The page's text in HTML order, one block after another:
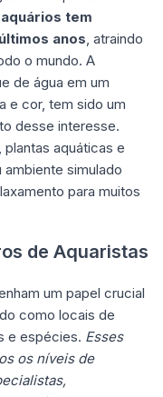
tem
anos, atraindo
o mundo. A
de água em um
e cor, tem sido um
desse interesse.
aquáticas e
simulado
para muitos
de Aquaristas
um papel crucial
como locais de
e espécies. Esses
os níveis de